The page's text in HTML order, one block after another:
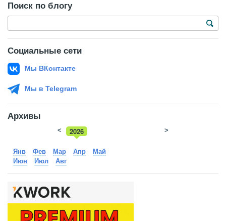
Поиск по блогу
Социальные сети
Мы ВКонтакте
Мы в Telegram
Архивы
2026
2025
< >
Янв Фев Мар Апр
Май
Июн
Июл Авг